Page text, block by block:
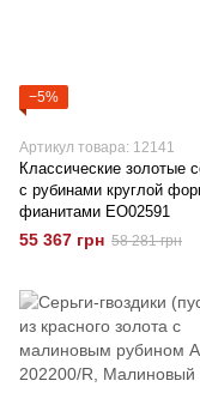
−5%
Артикул товара: 12141
Классические золотые
с рубинами круглой
фианитами EO02591
55 367 грн 58 281 грн